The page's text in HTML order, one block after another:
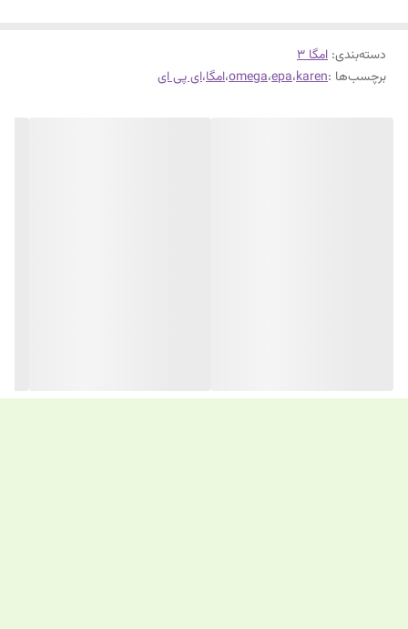
دسته‌بندی: امگا 3
برچسب‌ها :karen،epa،omega،امگا،ای پی ای